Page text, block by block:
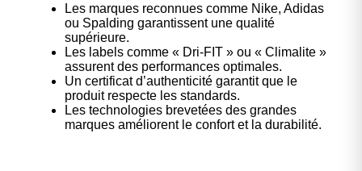
Les marques reconnues comme Nike, Adidas
ou Spalding garantissent une qualité
supérieure.
Les labels comme « Dri-FIT » ou « Climalite »
assurent des performances optimales.
Un certificat d’authenticité garantit que le
produit respecte les standards.
Les technologies brevetées des grandes
marques améliorent le confort et la durabilité.